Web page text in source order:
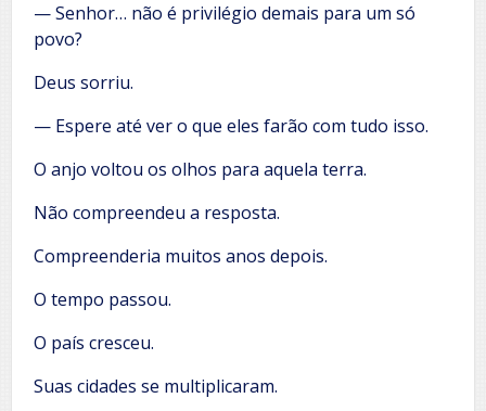
— Senhor… não é privilégio demais para um só
povo?
Deus sorriu.
— Espere até ver o que eles farão com tudo isso.
O anjo voltou os olhos para aquela terra.
Não compreendeu a resposta.
Compreenderia muitos anos depois.
O tempo passou.
O país cresceu.
Suas cidades se multiplicaram.